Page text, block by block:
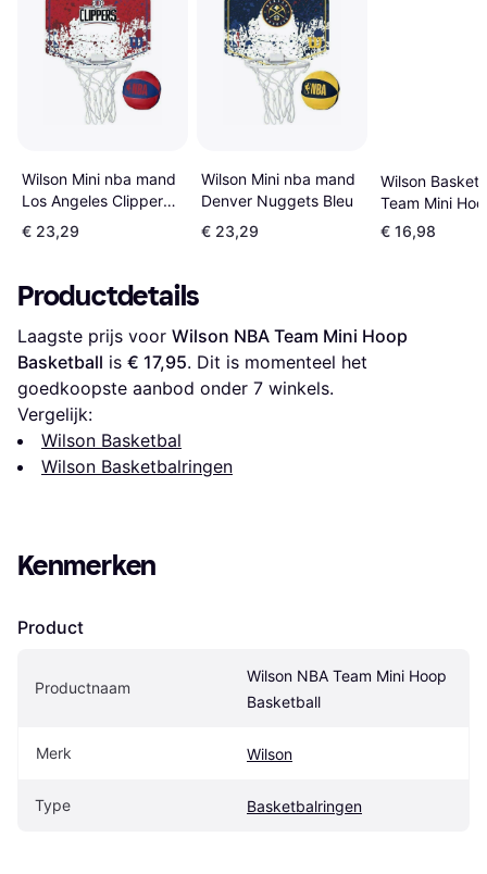
Wilson Mini nba mand
Los Angeles Clippers
Rouge
€ 23,29
Wilson Mini nba mand
Denver Nuggets Bleu
€ 23,29
Wilson
Team Mini
€ 16,98
Productdetails
Laagste prijs voor Wilson NBA Team Mini Hoop
Basketball is € 17,95. Dit is momenteel het
goedkoopste aanbod onder 7 winkels.
Vergelijk:
Wilson Basketbal
Wilson Basketbalringen
Kenmerken
Product
Productnaam
Wilson NBA Team Mini Hoop
Basketball
Merk Wilson
Type Basketbalringen